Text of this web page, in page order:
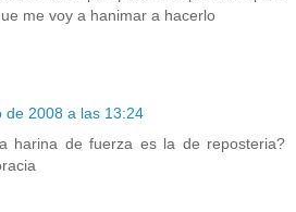
me voy a hanimar a hacerlo
de 2008 a las 13:24
harina de fuerza es la de reposteria?